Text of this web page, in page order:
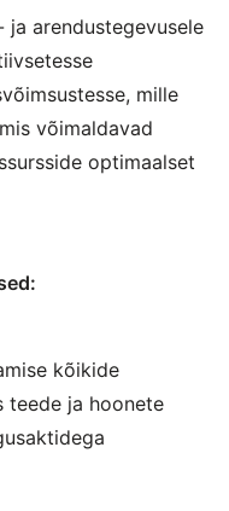
ja arendustegevusele
mille
võimaldavad
optimaalset
kõikide
teede ja hoonete